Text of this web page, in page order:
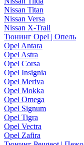
Nissan Titan
Nissan Versa
Nissan X-Trail
Тюнинг Opel | Опель
Opel Antara
Opel Astra
Opel Corsa
Opel Insignia
Opel Meriva
Opel Mokka
Opel Omega
Opel Signum
Opel Tigra
Opel Vectra
Opel Zafira